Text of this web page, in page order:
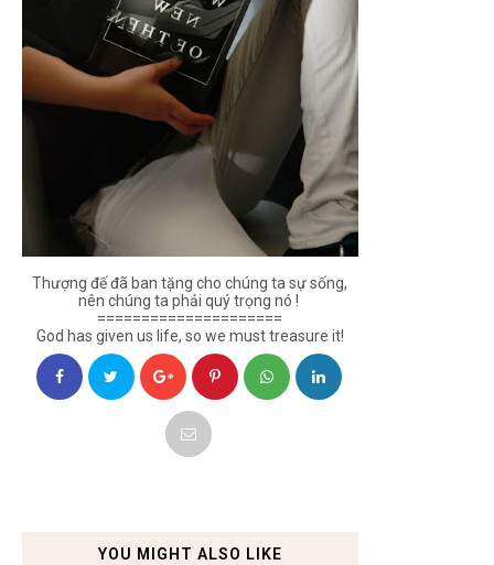
Thượng đế đã ban tặng cho chúng ta sự sống,
nên chúng ta phải quý trọng nó !
=====================
God has given us life, so we must treasure it!
YOU MIGHT ALSO LIKE